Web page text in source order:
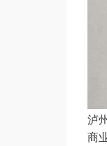
泸
商